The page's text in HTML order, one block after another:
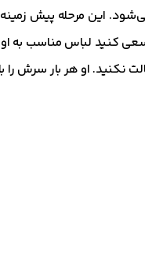
این مرحله پیش
کنید لباس مناسب به
نکنید. او هر بار سرش را